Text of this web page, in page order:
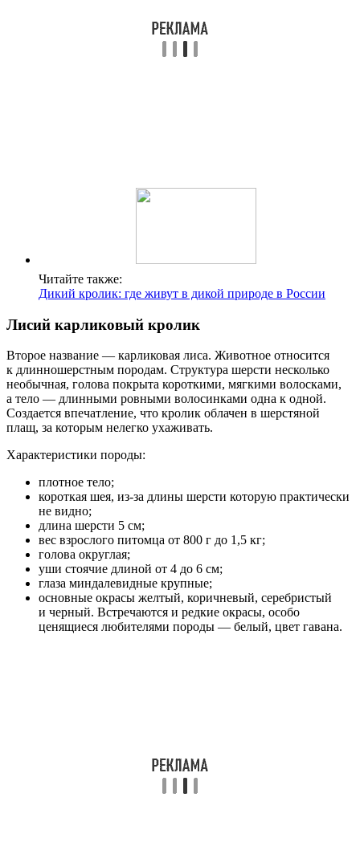
Читайте также:
Дикий кролик: где живут в дикой природе в России
Лисий карликовый кролик
Второе название — карликовая лиса. Животное относится
к длинношерстным породам. Структура шерсти несколько
необычная, голова покрыта короткими, мягкими волосками,
а тело — длинными ровными волосинками одна к одной.
Создается впечатление, что кролик облачен в шерстяной
плащ, за которым нелегко ухаживать.
Характеристики породы:
плотное тело;
короткая шея, из-за длины шерсти которую практически
не видно;
длина шерсти 5 см;
вес взрослого питомца от 800 г до 1,5 кг;
голова округлая;
уши стоячие длиной от 4 до 6 см;
глаза миндалевидные крупные;
основные окрасы желтый, коричневый, серебристый
и черный. Встречаются и редкие окрасы, особо
ценящиеся любителями породы — белый, цвет гавана.